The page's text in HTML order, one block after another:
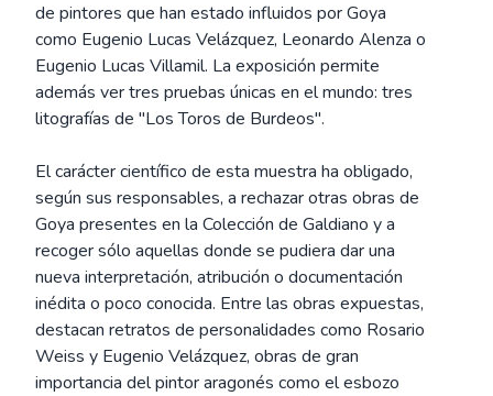
de pintores que han estado influidos por Goya
como Eugenio Lucas Velázquez, Leonardo Alenza o
Eugenio Lucas Villamil. La exposición permite
además ver tres pruebas únicas en el mundo: tres
litografías de "Los Toros de Burdeos".
El carácter científico de esta muestra ha obligado,
según sus responsables, a rechazar otras obras de
Goya presentes en la Colección de Galdiano y a
recoger sólo aquellas donde se pudiera dar una
nueva interpretación, atribución o documentación
inédita o poco conocida. Entre las obras expuestas,
destacan retratos de personalidades como Rosario
Weiss y Eugenio Velázquez, obras de gran
importancia del pintor aragonés como el esbozo